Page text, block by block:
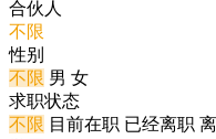
合伙人
不限
性别
不限 男 女
求职状态
不限 目前在职 已经离职